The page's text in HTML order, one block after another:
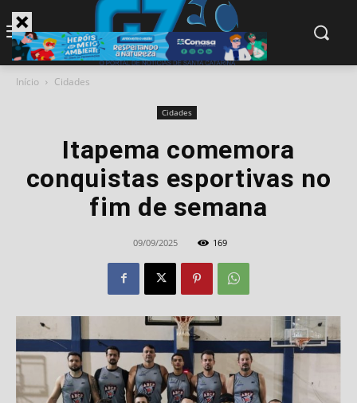
Início Cidades
Cidades
Itapema comemora
conquistas esportivas no
fim de semana
09/09/2025 169
modal-check